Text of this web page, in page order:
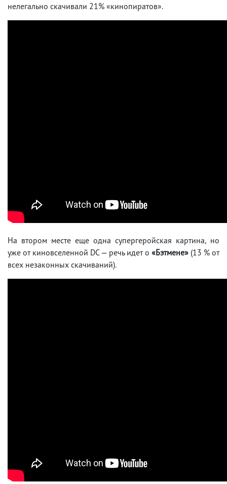
нелегально скачивали 21% «кинопиратов».
На втором месте еще одна супергеройская картина, но
уже от киновселенной DC — речь идет о «Бэтмене» (13 % от
всех незаконных скачиваний).